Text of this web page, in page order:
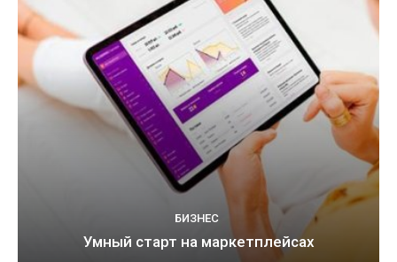
БИЗНЕС
Умный старт на маркетплейсах